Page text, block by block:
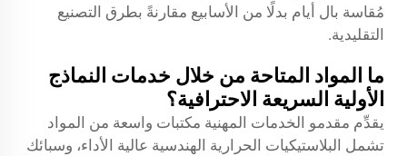
مُقاسة بال أيام بدلًا من الأسابيع مقارنةً بطرق التصنيع
التقليدية.
ما المواد المتاحة من خلال خدمات النماذج
الأولية السريعة الاحترافية؟
يقدِّم مقدمو الخدمات المهنية مكتبات واسعة من المواد
تشمل البلاستيكيات الحرارية الهندسية عالية الأداء، وسبائك